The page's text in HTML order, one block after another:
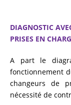
DIAGNOSTIC
PRISES EN
A part le
fonctionnement
changeurs de
nécessité de